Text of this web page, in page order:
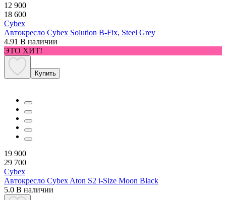
12 900
18 600
Cybex
Автокресло Cybex Solution B-Fix, Steel Grey
4.91 В наличии
ЭТО ХИТ!
Купить
19 900
29 700
Cybex
Автокресло Cybex Aton S2 i-Size Moon Black
5.0 В наличии